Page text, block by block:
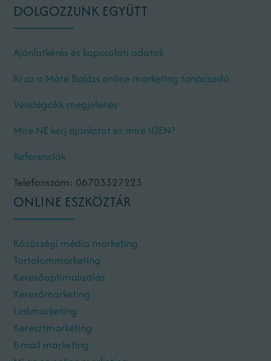
DOLGOZZUNK EGYÜTT
Ajánlatkérés és kapcsolati adatok
Ki az a Máté Balázs online marketing tanácsadó
Vendégcikk megjelenés
Mire NE kérj ajánlatot és mire IGEN?
Referenciák
Telefonszám: 06703327223
ONLINE ESZKÖZTÁR
Közösségi média marketing
Tartalommarketing
Keresőoptimalizálás
Keresőmarketing
Linkmarketing
Keresztmarketing
E-mail marketing